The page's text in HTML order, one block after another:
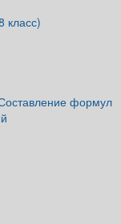
класс)
формул